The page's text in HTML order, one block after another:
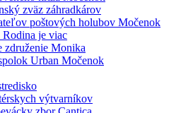
zväz záhradkárov
poštových holubov Močenok
Rodina je viac
združenie Monika
Urban Močenok
výtvarníkov